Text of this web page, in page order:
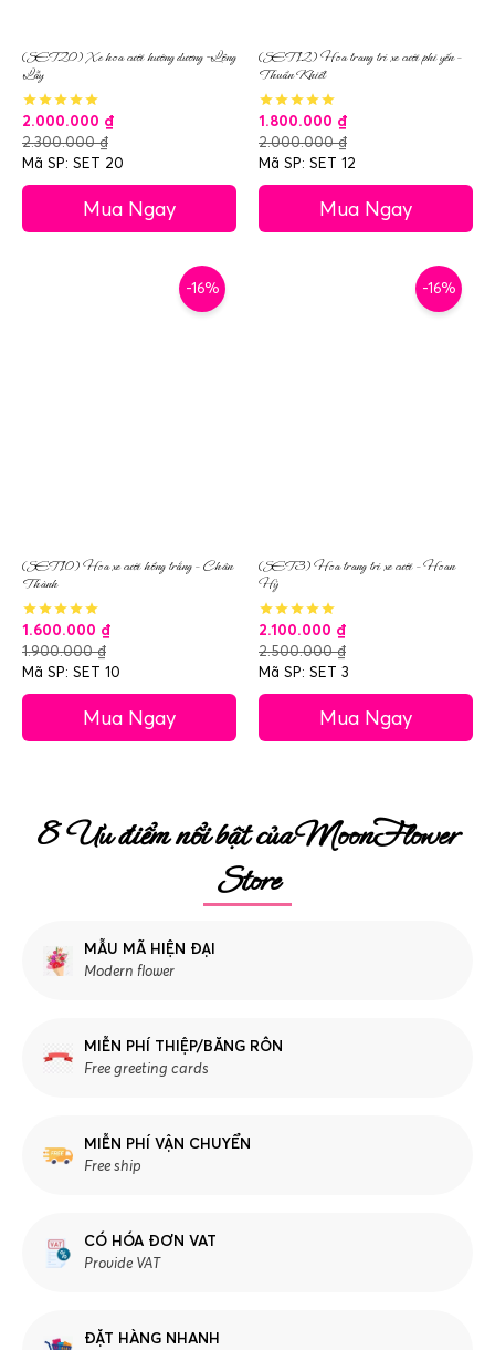
(SET20) Xe hoa cưới hướng dương -Lộng
Lẫy
2.000.000 ₫
2.300.000₫
Mã SP: SET 20
Mua Ngay
(SET12) Hoa trang trí xe cưới phi yến –
Thuần Khiết
1.800.000 ₫
2.000.000₫
Mã SP: SET 12
Mua Ngay
-16%
(SET10) Hoa xe cưới hồng trắng – Chân
Thành
1.600.000 ₫
1.900.000₫
Mã SP: SET 10
Mua Ngay
-16%
(SET3) Hoa trang trí xe cưới – Hoan
Hỷ
2.100.000 ₫
2.500.000₫
Mã SP: SET 3
Mua Ngay
8 Ưu điểm nổi bật của MoonFlower
Store
MẪU MÃ HIỆN ĐẠI
Modern flower
MIỄN PHÍ THIỆP/BĂNG RÔN
Free greeting cards
MIỄN PHÍ VẬN CHUYỂN
Free ship
CÓ HÓA ĐƠN VAT
Provide VAT
ĐẶT HÀNG NHANH